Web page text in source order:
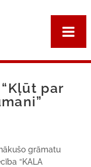
par
grāmatu
“KALA